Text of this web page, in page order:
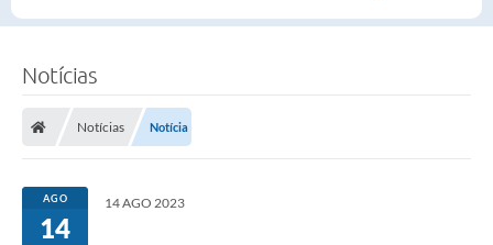
Notícias
Notícias Notícia
AGO
14
14 AGO 2023